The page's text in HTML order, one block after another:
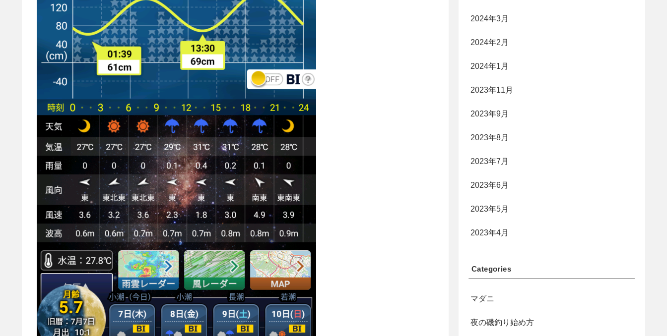
2024年3月
2024年2月
2024年1月
2023年11月
2023年9月
2023年8月
2023年7月
2023年6月
2023年5月
2023年4月
Categories
マダニ
夜の磯釣り始め方